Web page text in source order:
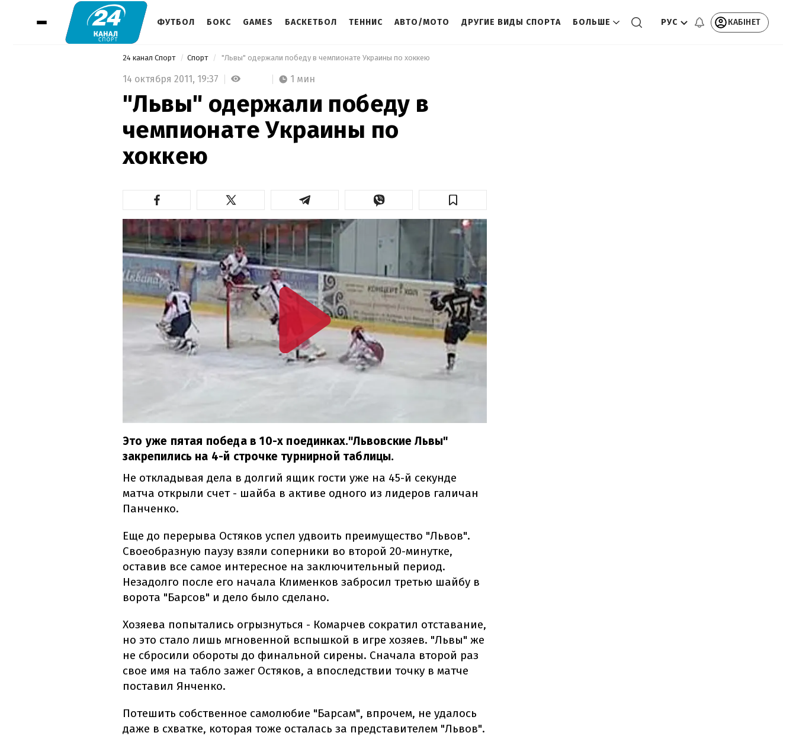
ФУТБОЛ БОКС GAMES БАСКЕТБОЛ ТЕННИС АВТО/МОТО ДРУГИЕ ВИДЫ СПОРТА БОЛЬШЕ РУС КАБІНЕТ
24 канал Спорт Спорт "Львы" одержали победу в чемпионате Украины по хоккею
14 октября 2011, 19:37 1 мин
"Львы" одержали победу в
чемпионате Украины по
хоккею
Это уже пятая победа в 10-х поединках."Львовские Львы"
закрепились на 4-й строчке турнирной таблицы.
Не откладывая дела в долгий ящик гости уже на 45-й секунде
матча открыли счет - шайба в активе одного из лидеров галичан
Панченко.
Еще до перерыва Остяков успел удвоить преимущество "Львов".
Своеобразную паузу взяли соперники во второй 20-минутке,
оставив все самое интересное на заключительный период.
Незадолго после его начала Клименков забросил третью шайбу в
ворота "Барсов" и дело было сделано.
Хозяева попытались огрызнуться - Комарчев сократил отставание,
но это стало лишь мгновенной вспышкой в игре хозяев. "Львы" же
не сбросили обороты до финальной сирены. Сначала второй раз
свое имя на табло зажег Остяков, а впоследствии точку в матче
поставил Янченко.
Потешить собственное самолюбие "Барсам", впрочем, не удалось
даже в схватке, которая тоже осталась за представителем "Львов".